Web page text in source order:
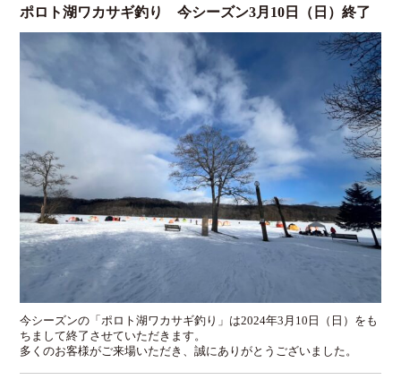
ポロト湖ワカサギ釣り 今シーズン3月10日（日）終了
今シーズンの「ポロト湖ワカサギ釣り」は2024年3月10日（日）をも
ちまして終了させていただきます。
多くのお客様がご来場いただき、誠にありがとうございました。